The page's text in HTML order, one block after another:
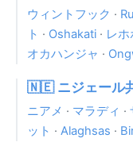
ウィントフック ·
ト · Oshakati · レホ
オカハンジャ ·
🇳🇪 ニジェール
ニアメ · マラディ ·
ット · Alaghsas ·